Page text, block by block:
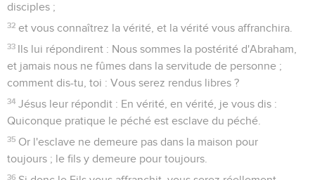
disciples ;
32 et vous connaîtrez la vérité, et la vérité vous affranchira.
33 Ils lui répondirent : Nous sommes la postérité d'Abraham,
et jamais nous ne fûmes dans la servitude de personne ;
comment dis-tu, toi : Vous serez rendus libres ?
34 Jésus leur répondit : En vérité, en vérité, je vous dis :
Quiconque pratique le péché est esclave du péché.
35 Or l'esclave ne demeure pas dans la maison pour
toujours ; le fils y demeure pour toujours.
36